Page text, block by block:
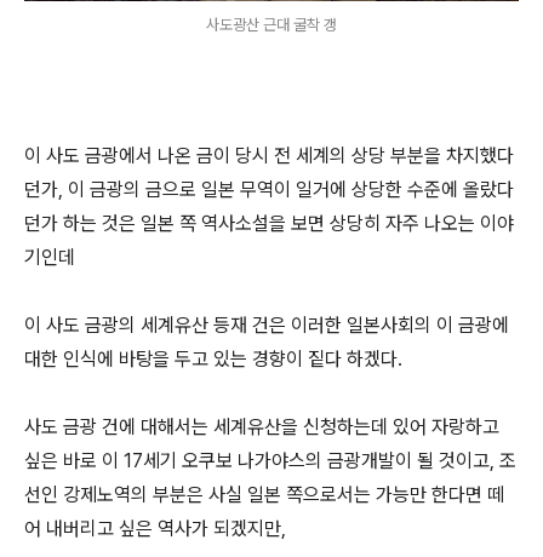
사도광산 근대 굴착 갱
이 사도 금광에서 나온 금이 당시 전 세계의 상당 부분을 차지했다
던가, 이 금광의 금으로 일본 무역이 일거에 상당한 수준에 올랐다
던가 하는 것은 일본 쪽 역사소설을 보면 상당히 자주 나오는 이야
기인데
이 사도 금광의 세계유산 등재 건은 이러한 일본사회의 이 금광에
대한 인식에 바탕을 두고 있는 경향이 짙다 하겠다.
사도 금광 건에 대해서는 세계유산을 신청하는데 있어 자랑하고
싶은 바로 이 17세기 오쿠보 나가야스의 금광개발이 될 것이고, 조
선인 강제노역의 부분은 사실 일본 쪽으로서는 가능만 한다면 떼
어 내버리고 싶은 역사가 되겠지만,